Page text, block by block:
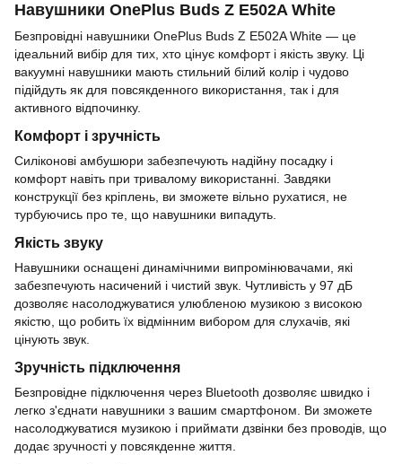
Навушники OnePlus Buds Z E502A White
Безпровідні навушники OnePlus Buds Z E502A White — це
ідеальний вибір для тих, хто цінує комфорт і якість звуку. Ці
вакуумні навушники мають стильний білий колір і чудово
підійдуть як для повсякденного використання, так і для
активного відпочинку.
Комфорт і зручність
Силіконові амбушюри забезпечують надійну посадку і
комфорт навіть при тривалому використанні. Завдяки
конструкції без кріплень, ви зможете вільно рухатися, не
турбуючись про те, що навушники випадуть.
Якість звуку
Навушники оснащені динамічними випромінювачами, які
забезпечують насичений і чистий звук. Чутливість у 97 дБ
дозволяє насолоджуватися улюбленою музикою з високою
якістю, що робить їх відмінним вибором для слухачів, які
цінують звук.
Зручність підключення
Безпровідне підключення через Bluetooth дозволяє швидко і
легко з'єднати навушники з вашим смартфоном. Ви зможете
насолоджуватися музикою і приймати дзвінки без проводів, що
додає зручності у повсякденне життя.